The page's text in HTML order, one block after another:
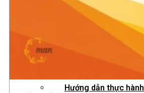
Tin tức kiểm toán
Hướng dẫn thực hành